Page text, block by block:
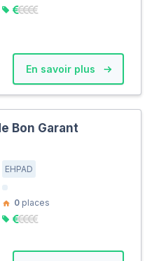
En savoir plus
Bon Garant
EHPAD
0 places